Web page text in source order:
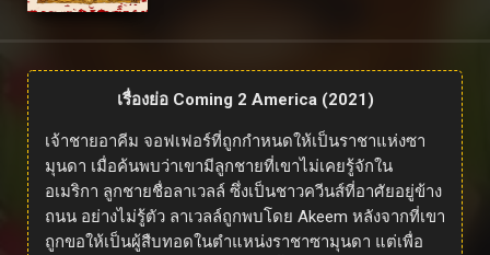
เรื่องย่อ Coming 2 America (2021)
เจ้าชายอาคีม จอฟเฟอร์ที่ถูกกำหนดให้เป็นราชาแห่งซา
มุนดา เมื่อค้นพบว่าเขามีลูกชายที่เขาไม่เคยรู้จักใน
อเมริกา ลูกชายชื่อลาเวลล์ ซึ่งเป็นชาวควีนส์ที่อาศัยอยู่ข้าง
ถนน อย่างไม่รู้ตัว ลาเวลล์ถูกพบโดย Akeem หลังจากที่เขา
ถูกขอให้เป็นผู้สืบทอดในตำแหน่งราชาซามุนดา แต่เพื่อ